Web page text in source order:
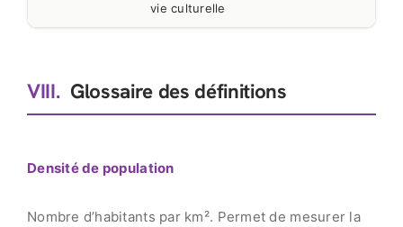
vie culturelle
VIII. Glossaire des définitions
Densité de population
Nombre d’habitants par km². Permet de mesurer la